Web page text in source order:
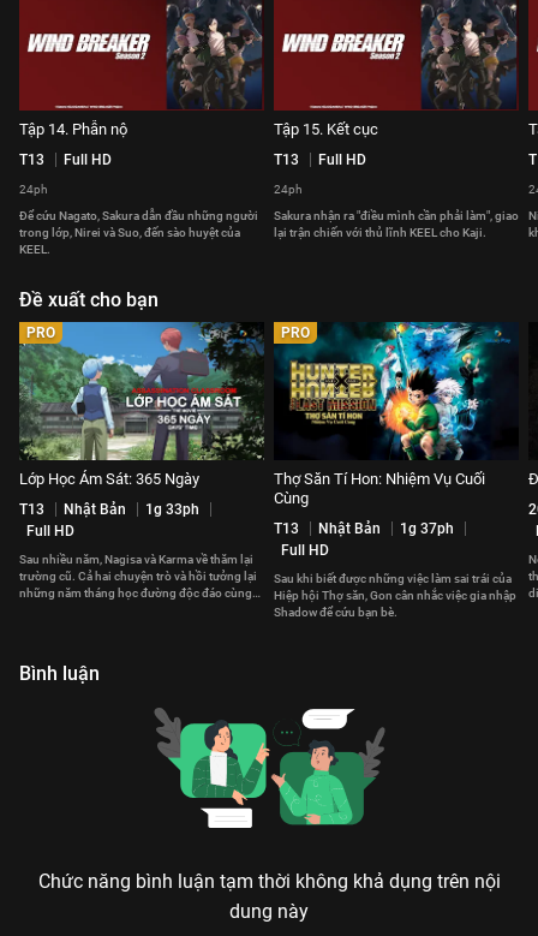
Tập 14. Phẫn nộ
T13 Full HD
24ph
Để cứu Nagato, Sakura dẫn đầu những người
trong lớp, Nirei và Suo, đến sào huyệt của
KEEL.
Tập 15. Kết cục
T13 Full HD
24ph
Sakura nhận ra "điều mình cần phải làm", giao
lại trận chiến với thủ lĩnh KEEL cho Kaji.
Đề xuất cho bạn
PRO
Lớp Học Ám Sát: 365 Ngày
T13 Nhật Bản
1g 33ph
Full HD
Sau nhiều năm, Nagisa và Karma về thăm lại
trường cũ. Cả hai chuyện trò và hồi tưởng lại
những năm tháng học đường độc đáo cùng
PRO
Thợ Săn Tí Hon: Nhiệm Vụ Cuối
Cùng
T13 Nhật Bản
1g 37ph
Full HD
Sau khi biết được những việc làm sai trái của
Hiệp hội Thợ săn, Gon cân nhắc việc gia nhập
Shadow để cứu bạn bè.
Bình luận
Chức năng bình luận tạm thời không khả dụng trên nội
dung này